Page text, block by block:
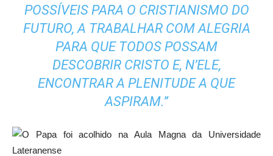
POSSÍVEIS PARA O CRISTIANISMO DO
FUTURO, A TRABALHAR COM ALEGRIA
PARA QUE TODOS POSSAM
DESCOBRIR CRISTO E, N’ELE,
ENCONTRAR A PLENITUDE A QUE
ASPIRAM.”